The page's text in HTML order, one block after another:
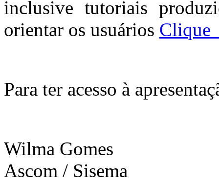
inclusive tutoriais
orientar os usuários
Para ter acesso à
Wilma Gomes
Ascom / Sisema